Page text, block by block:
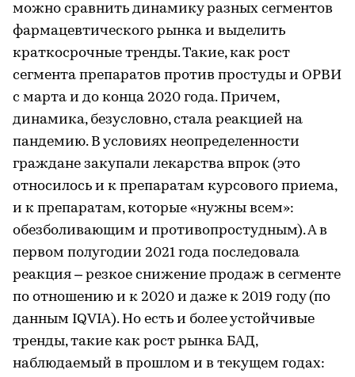
можно сравнить динамику разных сегментов
фармацевтического рынка и выделить
краткосрочные тренды. Такие, как рост
сегмента препаратов против простуды и ОРВИ
с марта и до конца 2020 года. Причем,
динамика, безусловно, стала реакцией на
пандемию. В условиях неопределенности
граждане закупали лекарства впрок (это
относилось и к препаратам курсового приема,
и к препаратам, которые «нужны всем»:
обезболивающим и противопростудным). А в
первом полугодии 2021 года последовала
реакция – резкое снижение продаж в сегменте
по отношению и к 2020 и даже к 2019 году (по
данным IQVIA). Но есть и более устойчивые
тренды, такие как рост рынка БАД,
наблюдаемый в прошлом и в текущем годах: